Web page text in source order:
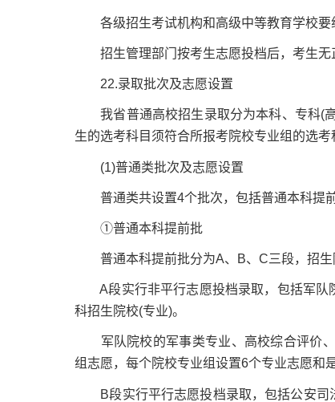
各级招生考试机构和高级中等教育学校要
招生管理部门按考生志愿投档后，考生无
22.录取批次及志愿设置
我省普通高校招生录取分为本科、专科(高
生的选考科目须符合所报考院校专业组的选考
(1)普通类批次及志愿设置
普通类共设置4个批次，包括普通本科提前
①普通本科提前批
普通本科提前批分为A、B、C三段，招生
A段实行非平行志愿投档录取，包括军队
科招生院校(专业)。
军队院校的军事类专业、高校综合评价、
组志愿，每个院校专业组设置6个专业志愿和
B段实行平行志愿投档录取，包括公安司